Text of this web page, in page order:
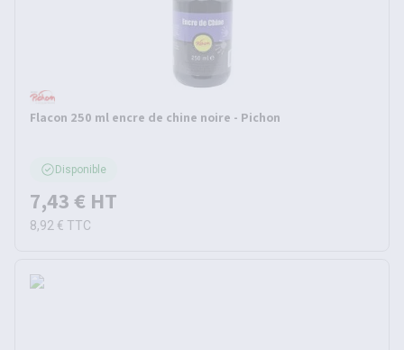
Flacon 250 ml encre de chine noire - Pichon
Disponible
7,43 € HT
8,92 € TTC